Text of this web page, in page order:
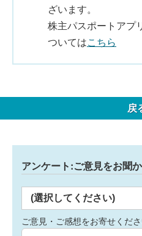
ざいます。
株主パスポートアプ
ついてはこちら
戻
アンケート:ご意見をお聞
(選択してください)
ご意見・ご感想をお寄せくだ